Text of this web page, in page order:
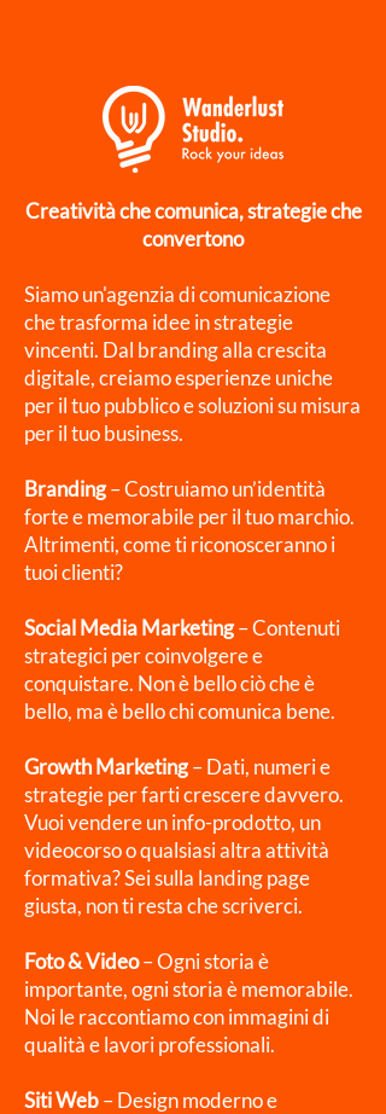
Creatività che comunica, strategie che
convertono
Siamo un'agenzia di comunicazione
che trasforma idee in strategie
vincenti. Dal branding alla crescita
digitale, creiamo esperienze uniche
per il tuo pubblico e soluzioni su misura
per il tuo business.
Branding– Costruiamo un’identità
forte e memorabile per il tuo marchio.
Altrimenti, come ti riconosceranno i
tuoi clienti?
Social Media Marketing– Contenuti
strategici per coinvolgere e
conquistare. Non è bello ciò che è
bello, ma è bello chi comunica bene.
Growth Marketing– Dati, numeri e
strategie per farti crescere davvero.
Vuoi vendere un info-prodotto, un
videocorso o qualsiasi altra attività
formativa? Sei sulla landing page
giusta, non ti resta che scriverci.
Foto & Video– Ogni storia è
importante, ogni storia è memorabile.
Noi le raccontiamo con immagini di
qualità e lavori professionali.
Siti Web– Design moderno e